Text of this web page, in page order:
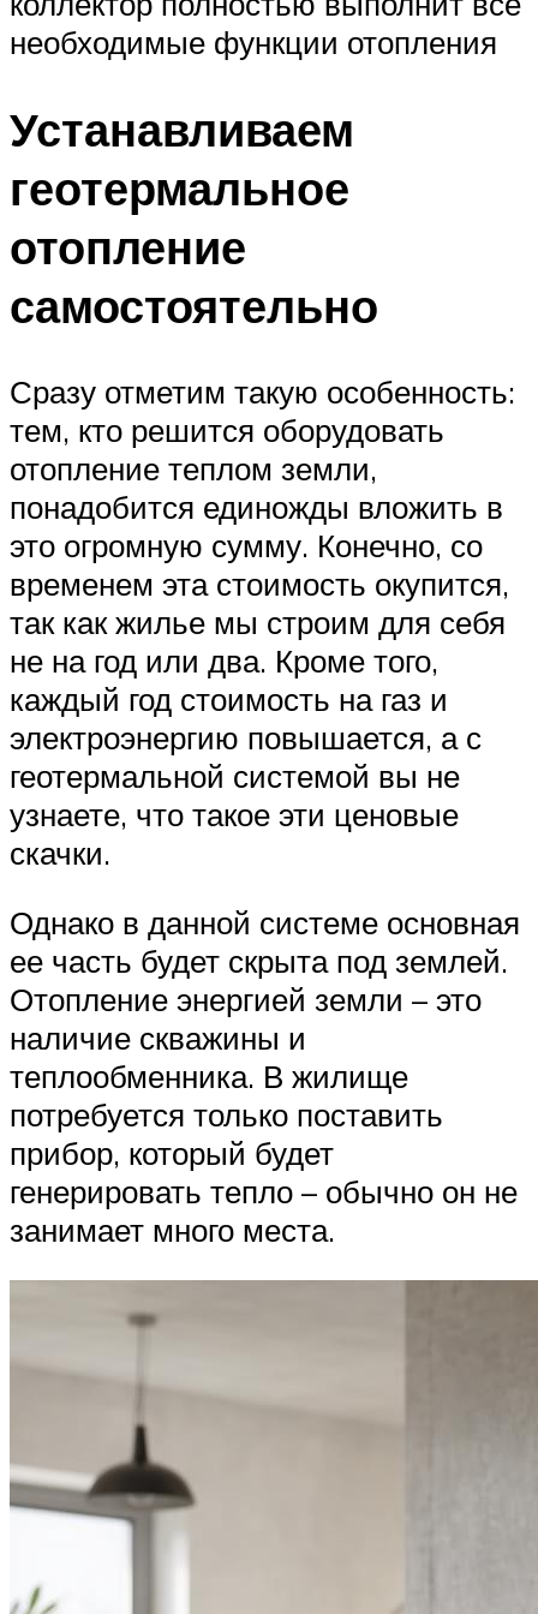
необходимые функции отопления
Устанавливаем
геотермальное
отопление
самостоятельно
Сразу отметим такую особенность:
тем, кто решится оборудовать
отопление теплом земли,
понадобится единожды вложить в
это огромную сумму. Конечно, со
временем эта стоимость окупится,
так как жилье мы строим для себя
не на год или два. Кроме того,
каждый год стоимость на газ и
электроэнергию повышается, а с
геотермальной системой вы не
узнаете, что такое эти ценовые
скачки.
Однако в данной системе основная
ее часть будет скрыта под землей.
Отопление энергией земли – это
наличие скважины и
теплообменника. В жилище
потребуется только поставить
прибор, который будет
генерировать тепло – обычно он не
занимает много места.